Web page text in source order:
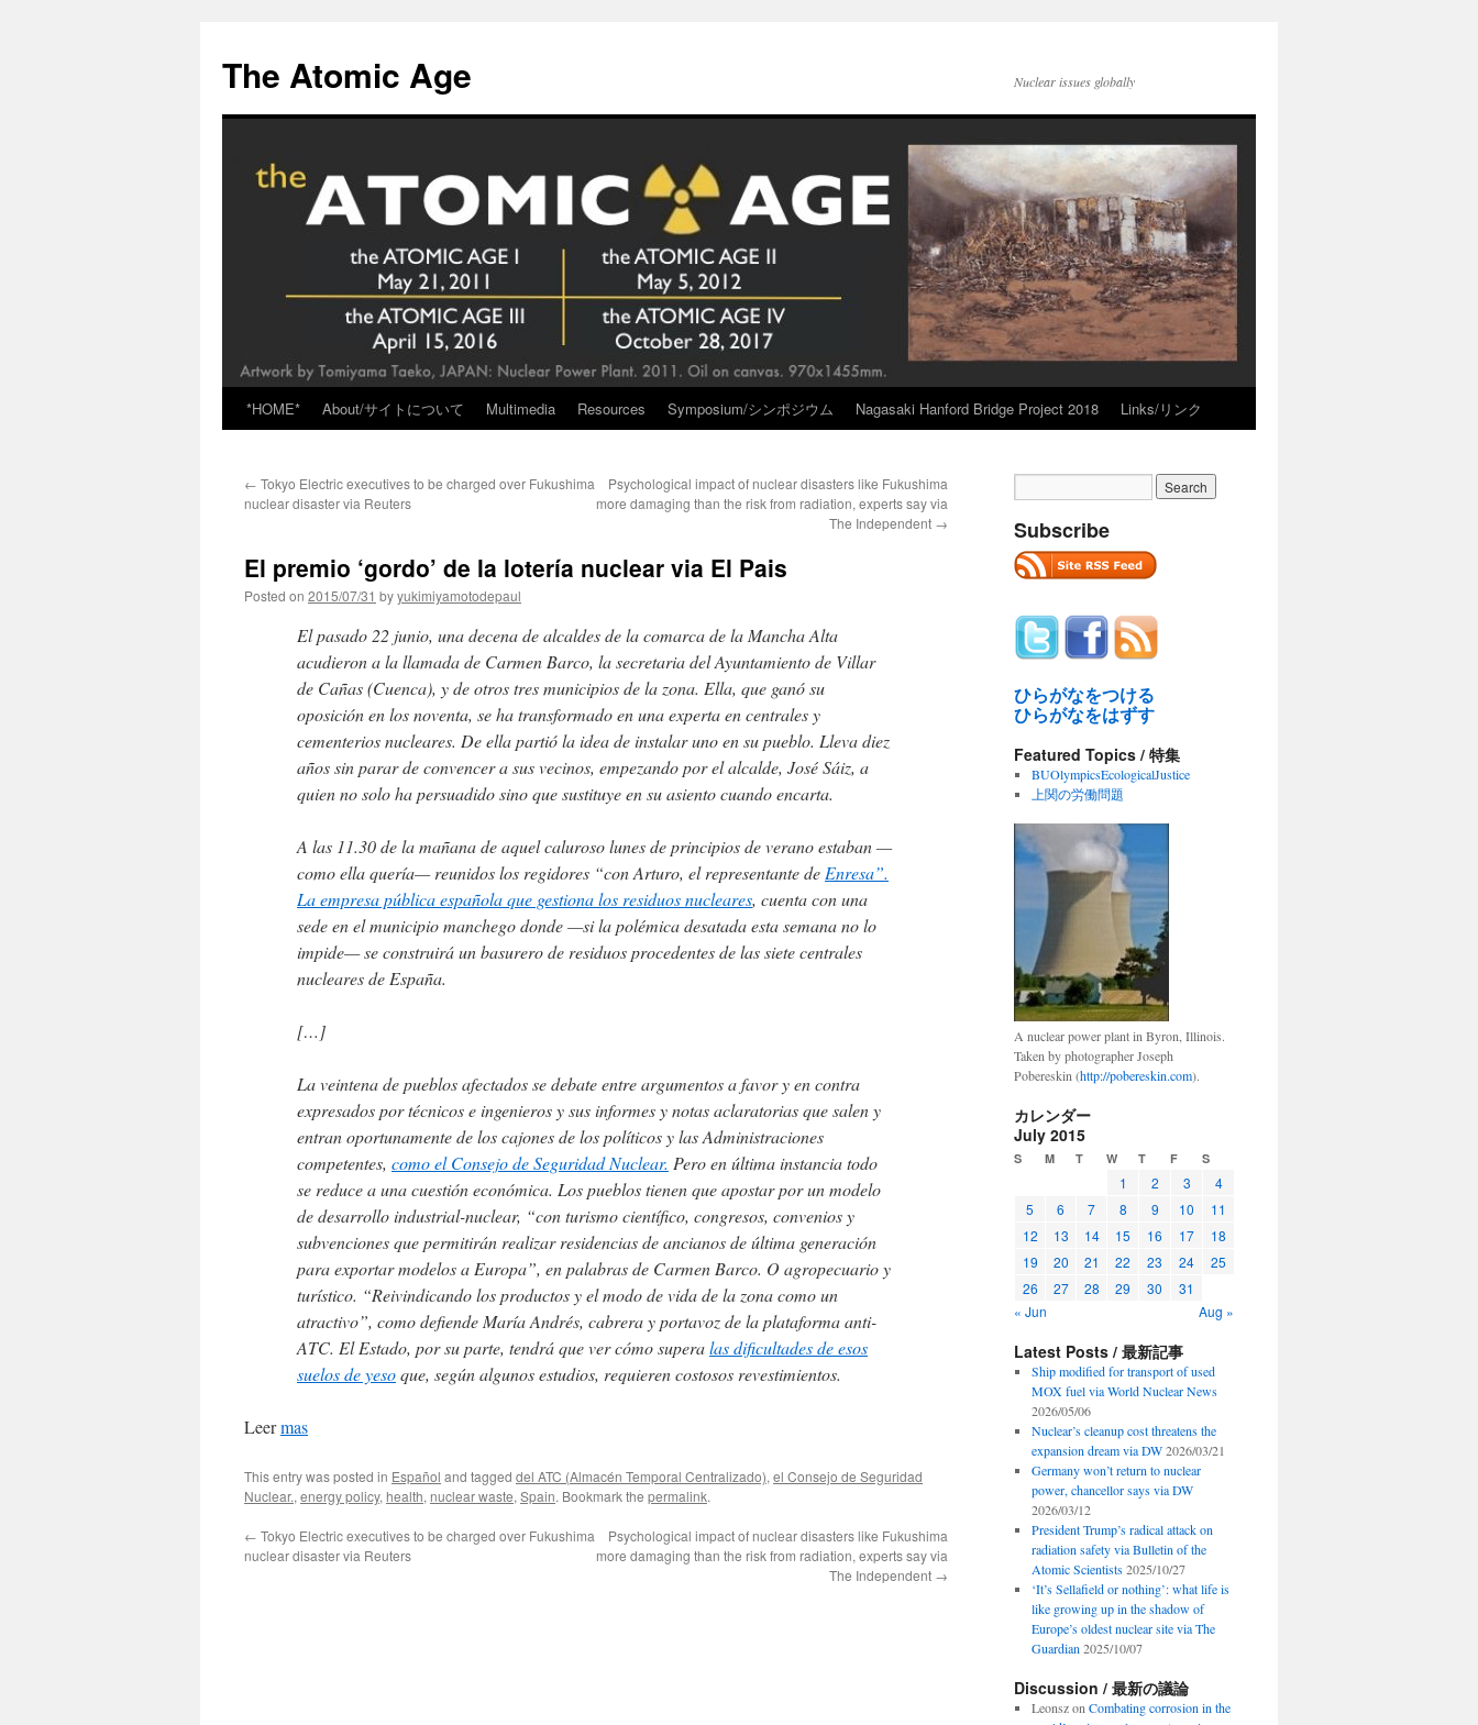
content
The Atomic Age Nuclear issues globally
*HOME* About/サイトについて Multimedia Resources Symposium/シンポジウム Nagasaki Hanford Bridge Project 2018 Links/リンク
← Tokyo Electric executives to be charged over Fukushima
nuclear disaster via Reuters
Psychological impact of nuclear disasters like Fukushima
more damaging than the risk from radiation, experts say via
The Independent →
El premio ‘gordo’ de la lotería nuclear via El Pais
Posted on 2015/07/31 byyukimiyamotodepaul
El pasado 22 junio, una decena de alcaldes de la comarca de la Mancha Alta
acudieron a la llamada de Carmen Barco, la secretaria del Ayuntamiento de Villar
de Cañas (Cuenca), y de otros tres municipios de la zona. Ella, que ganó su
oposición en los noventa, se ha transformado en una experta en centrales y
cementerios nucleares. De ella partió la idea de instalar uno en su pueblo. Lleva diez
años sin parar de convencer a sus vecinos, empezando por el alcalde, José Sáiz, a
quien no solo ha persuadido sino que sustituye en su asiento cuando encarta.
A las 11.30 de la mañana de aquel caluroso lunes de principios de verano estaban —
como ella quería— reunidos los regidores “con Arturo, el representante de Enresa”.
La empresa pública española que gestiona los residuos nucleares, cuenta con una
sede en el municipio manchego donde —si la polémica desatada esta semana no lo
impide— se construirá un basurero de residuos procedentes de las siete centrales
nucleares de España.
[…]
La veintena de pueblos afectados se debate entre argumentos a favor y en contra
expresados por técnicos e ingenieros y sus informes y notas aclaratorias que salen y
entran oportunamente de los cajones de los políticos y las Administraciones
competentes, como el Consejo de Seguridad Nuclear. Pero en última instancia todo
se reduce a una cuestión económica. Los pueblos tienen que apostar por un modelo
de desarrollo industrial-nuclear, “con turismo científico, congresos, convenios y
subvenciones que permitirán realizar residencias de ancianos de última generación
para exportar modelos a Europa”, en palabras de Carmen Barco. O agropecuario y
turístico. “Reivindicando los productos y el modo de vida de la zona como un
atractivo”, como defiende María Andrés, cabrera y portavoz de la plataforma anti-
ATC. El Estado, por su parte, tendrá que ver cómo superalas dificultades de esos
suelos de yesoque, según algunos estudios, requieren costosos revestimientos.
Leermas
This entry was posted in Español and tagged del ATC (Almacén Temporal Centralizado), el Consejo de Seguridad
Nuclear., energy policy, health, nuclear waste, Spain. Bookmark the permalink.
← Tokyo Electric executives to be charged over Fukushima
nuclear disaster via Reuters
Psychological impact of nuclear disasters like Fukushima
more damaging than the risk from radiation, experts say via
The Independent →
Subscribe
ひらがなをつける
ひらがなをはずす
Featured Topics / 特集
BUOlympicsEcologicalJustice
上関の労働問題
A nuclear power plant in Byron, Illinois.
Taken by photographer Joseph
Pobereskin (http://pobereskin.com).
カレンダー
July 2015
S M T W T F S
1 2 3
4
5
6 7 8 9 10
11
12
13 14 15 16 17
18
19
20 21 22 23 24
25
26
27 28 29 30
31
« Jun
Aug »
Latest Posts / 最新記事
Ship modified for transport of used
MOX fuel via World Nuclear News
2026/05/06
Nuclear’s cleanup cost threatens the
expansion dream via DW 2026/03/21
Germany won’t return to nuclear
power, chancellor says via DW
2026/03/12
President Trump’s radical attack on
radiation safety via Bulletin of the
Atomic Scientists 2025/10/27
‘It’s Sellafield or nothing’: what life is
like growing up in the shadow of
Europe’s oldest nuclear site via The
Guardian 2025/10/07
Discussion / 最新の議論
Leonszon Combating corrosion in the